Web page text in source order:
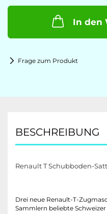
In den
Frage zum Produkt
BESCHREIBUNG
Renault T Schubboden-
Drei neue Renault-T-
Sammlern beliebte